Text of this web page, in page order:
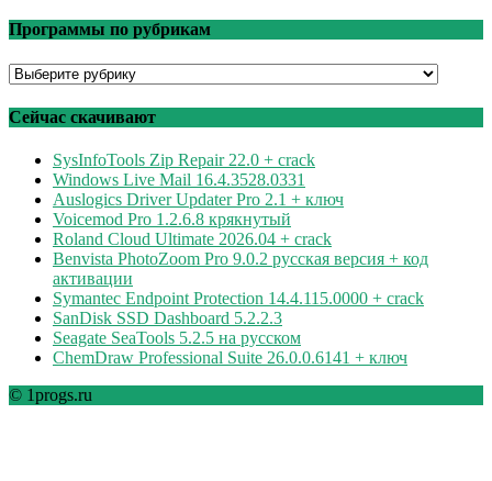
Программы по рубрикам
Программы
рубрикам
Сейчас скачивают
SysInfoTools Zip Repair 22.0 + crack
Windows Live Mail 16.4.3528.0331
Auslogics Driver Updater Pro 2.1 + ключ
Voicemod Pro 1.2.6.8 крякнутый
Roland Cloud Ultimate 2026.04 + crack
Benvista PhotoZoom Pro 9.0.2 русская версия + код
активации
Symantec Endpoint Protection 14.4.115.0000 + crack
SanDisk SSD Dashboard 5.2.2.3
Seagate SeaTools 5.2.5 на русском
ChemDraw Professional Suite 26.0.0.6141 + ключ
© 1progs.ru